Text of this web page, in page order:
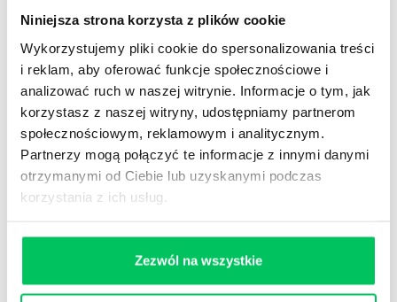
Niniejsza strona korzysta z plików cookie
Wykorzystujemy pliki cookie do spersonalizowania treści
i reklam, aby oferować funkcje społecznościowe i
analizować ruch w naszej witrynie. Informacje o tym, jak
korzystasz z naszej witryny, udostępniamy partnerom
społecznościowym, reklamowym i analitycznym.
Partnerzy mogą połączyć te informacje z innymi danymi
otrzymanymi od Ciebie lub uzyskanymi podczas
korzystania z ich usług.
Zezwól na wszystkie
kompleksowego zarządzania swoją produktywnością,
(partner-wykładowca PMI), Zarządzania Zmianą
(certyfikowany trener-konsultant Implementation
Management Associate), Wdrażania Strategii (Master
Consultant DOOR International), Przywództwa,
Prezentacji, Efektywnych Spotkań, Motywacji i
Coachingu.
WYKŁADY– specjalizuje się w inspirujących,
motywacyjnych i interaktywnych wystąpieniach dla
Przywództwa, Motywacji i Stresu.
job” sił sprzedaży (sprzedawców i ich przełożonych)